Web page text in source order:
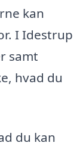
kan
I Idestrup
samt
hvad du
du kan